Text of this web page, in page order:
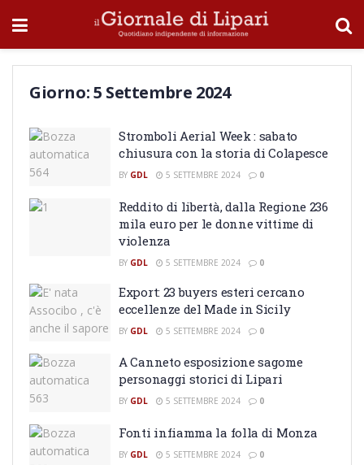
Giorno:5 Settembre 2024
Stromboli Aerial Week : sabato
chiusura con la storia di Colapesce
BY GDL 5 SETTEMBRE 2024 0
Reddito di libertà, dalla Regione 236
mila euro per le donne vittime di
violenza
BY GDL 5 SETTEMBRE 2024 0
Export: 23 buyers esteri cercano
eccellenze del Made in Sicily
BY GDL 5 SETTEMBRE 2024 0
A Canneto esposizione sagome
personaggi storici di Lipari
BY GDL 5 SETTEMBRE 2024 0
Fonti infiamma la folla di Monza
BY GDL 5 SETTEMBRE 2024 0